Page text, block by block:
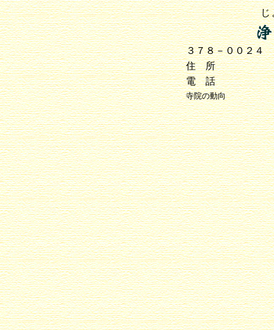
３７８－００２４
住 所
電 話
寺院の動向